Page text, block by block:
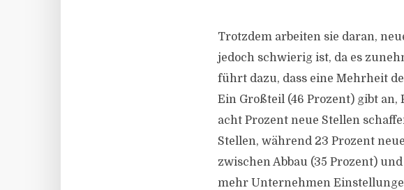
Trotzdem arbeiten sie daran,
jedoch schwierig ist, da es
führt dazu, dass eine Mehrheit
Ein Großteil (46 Prozent) gibt
acht Prozent neue Stellen
Stellen, während 23 Prozent
zwischen Abbau (35 Prozent)
mehr Unternehmen